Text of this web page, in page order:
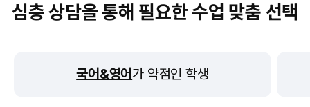
심층 상담을 통해 필요한 수업 맞춤 선택
국어&영어 가 약점인 학생